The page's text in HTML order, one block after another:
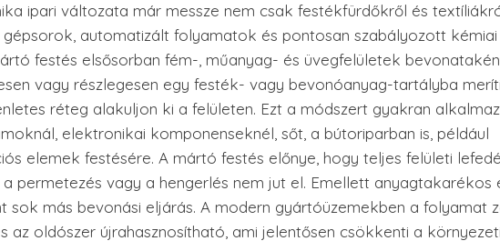
ipari változata már messze nem csak festékfürdőkről és
automatizált folyamatok és pontosan szabályozott kémiai
festés elsősorban fém-, műanyag- és üvegfelületek
vagy részlegesen egy festék- vagy bevonóanyag-tartályba
réteg alakuljon ki a felületen. Ezt a módszert gyakran
elektronikai komponenseknél, sőt, a bútoriparban is, például
elemek festésére. A mártó festés előnye, hogy teljes felületi
permetezés vagy a hengerlés nem jut el. Emellett anyagtakarékos
sok más bevonási eljárás. A modern gyártóüzemekben a folyamat
az oldószer újrahasznosítható, ami jelentősen csökkenti a környezeti